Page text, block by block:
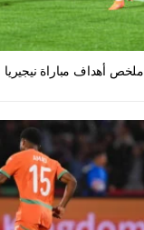
ملخص أهداف مباراة